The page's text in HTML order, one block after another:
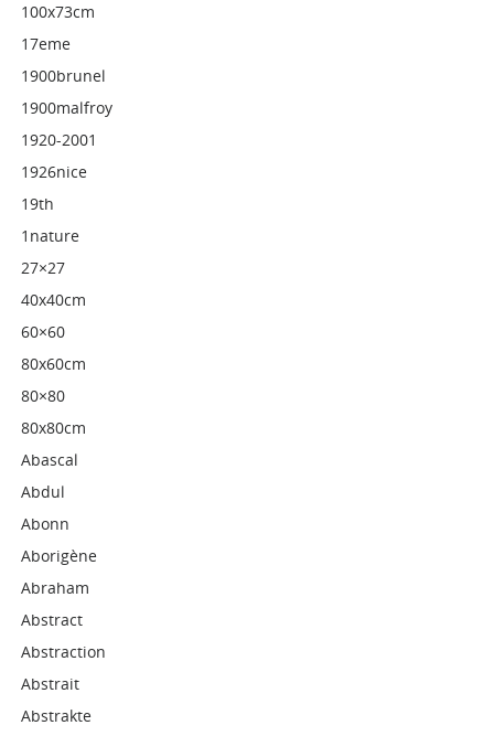
100x73cm
17eme
1900brunel
1900malfroy
1920-2001
1926nice
19th
1nature
27×27
40x40cm
60×60
80x60cm
80×80
80x80cm
Abascal
Abdul
Abonn
Aborigène
Abraham
Abstract
Abstraction
Abstrait
Abstrakte